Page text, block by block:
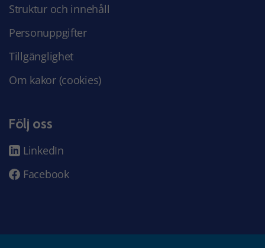
Struktur och innehåll
Personuppgifter
Tillgänglighet
Om kakor (cookies)
Följ oss
LinkedIn
Facebook